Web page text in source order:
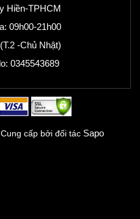
Hiền-TPHCM
09h00-21h00
-Chủ Nhật)
0345543689
Cung cấp bởi đối tác Sapo